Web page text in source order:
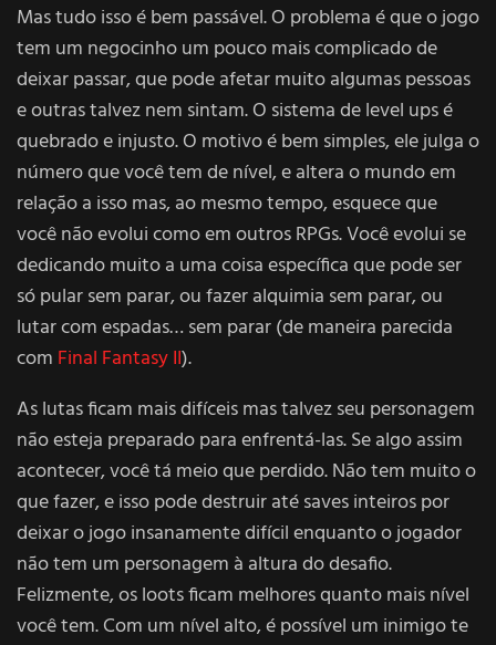
Mas tudo isso é bem passável. O problema é que o jogo
tem um negocinho um pouco mais complicado de
deixar passar, que pode afetar muito algumas pessoas
e outras talvez nem sintam. O sistema de level ups é
quebrado e injusto. O motivo é bem simples, ele julga o
número que você tem de nível, e altera o mundo em
relação a isso mas, ao mesmo tempo, esquece que
você não evolui como em outros RPGs. Você evolui se
dedicando muito a uma coisa específica que pode ser
só pular sem parar, ou fazer alquimia sem parar, ou
lutar com espadas… sem parar (de maneira parecida
com Final Fantasy II).
As lutas ficam mais difíceis mas talvez seu personagem
não esteja preparado para enfrentá-las. Se algo assim
acontecer, você tá meio que perdido. Não tem muito o
que fazer, e isso pode destruir até saves inteiros por
deixar o jogo insanamente difícil enquanto o jogador
não tem um personagem à altura do desafio.
Felizmente, os loots ficam melhores quanto mais nível
você tem. Com um nível alto, é possível um inimigo te